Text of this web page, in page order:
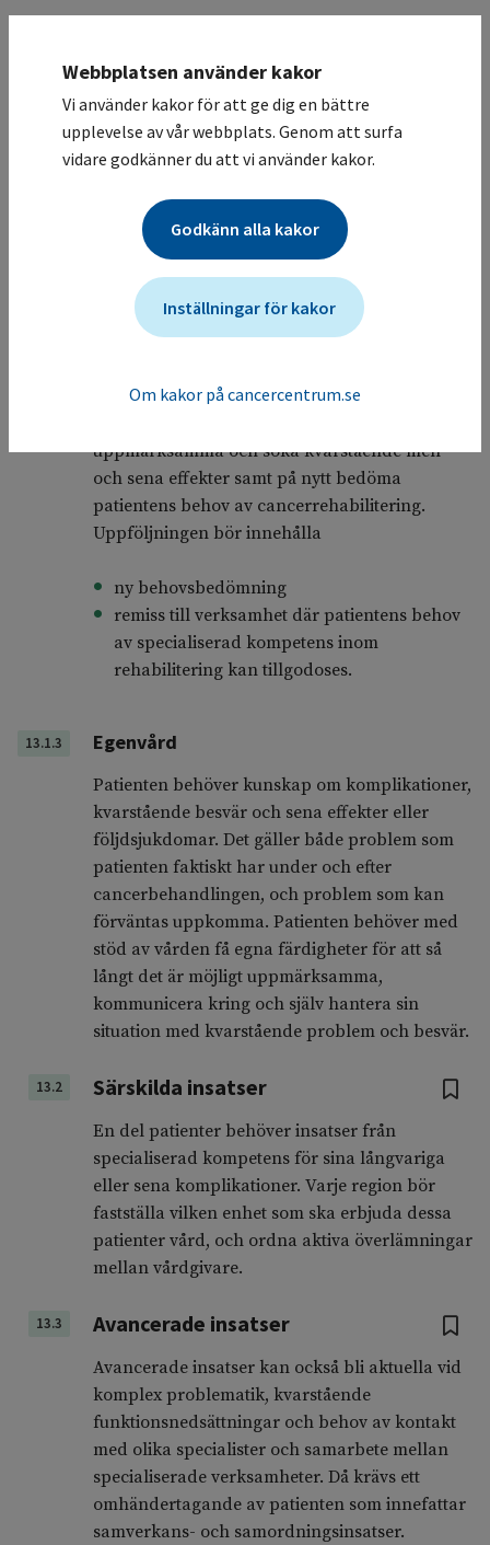
För varje diagnos eller diagnosgrupp bör det
finnas en regional plan för hur problem
systematiskt ska uppmärksammas. Varje
behöver ha en struktur för hur patienter med
kvarstående problem ska behandlas och följas
i både specialistvård och primärvård. Planen
ska utgå från de diagnosspecifika
vårdprogrammen och de intervaller för
uppföljning som finns.
De uppföljande kontrollerna efter en
uppmärksamma och söka kvarstående men
och sena effekter samt på nytt bedöma
patientens behov av cancerrehabilitering.
Uppföljningen bör innehålla
ny behovsbedömning
remiss till verksamhet där patientens behov
av specialiserad kompetens inom
rehabilitering kan tillgodoses.
13.1.3 Egenvård
Patienten behöver kunskap om komplikationer,
kvarstående besvär och sena effekter eller
följdsjukdomar. Det gäller både problem som
patienten faktiskt har under och efter
cancerbehandlingen, och problem som kan
förväntas uppkomma. Patienten behöver med
stöd av vården få egna färdigheter för att så
långt det är möjligt uppmärksamma,
kommunicera kring och själv hantera sin
situation med kvarstående problem och besvär.
13.2 Särskilda insatser
En del patienter behöver insatser från
specialiserad kompetens för sina långvariga
eller sena komplikationer. Varje region bör
fastställa vilken enhet som ska erbjuda dessa
patienter vård, och ordna aktiva överlämningar
mellan vårdgivare.
13.3 Avancerade insatser
Avancerade insatser kan också bli aktuella vid
komplex problematik, kvarstående
funktionsnedsättningar och behov av kontakt
med olika specialister och samarbete mellan
specialiserade verksamheter. Då krävs ett
omhändertagande av patienten som innefattar
samverkans- och samordningsinsatser.
Webbplatsen använder kakor
Vi använder kakor för att ge dig en bättre
upplevelse av vår webbplats. Genom att surfa
vidare godkänner du att vi använder kakor.
Godkänn alla kakor
Inställningar för kakor
Om kakor på cancercentrum.se